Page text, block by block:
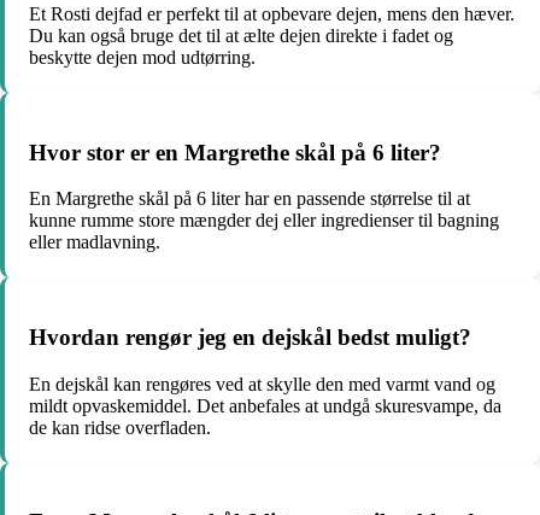
Et Rosti dejfad er perfekt til at opbevare dejen, mens den hæver.
Du kan også bruge det til at ælte dejen direkte i fadet og
beskytte dejen mod udtørring.
Hvor stor er en Margrethe skål på 6 liter?
En Margrethe skål på 6 liter har en passende størrelse til at
kunne rumme store mængder dej eller ingredienser til bagning
eller madlavning.
Hvordan rengør jeg en dejskål bedst muligt?
En dejskål kan rengøres ved at skylle den med varmt vand og
mildt opvaskemiddel. Det anbefales at undgå skuresvampe, da
de kan ridse overfladen.